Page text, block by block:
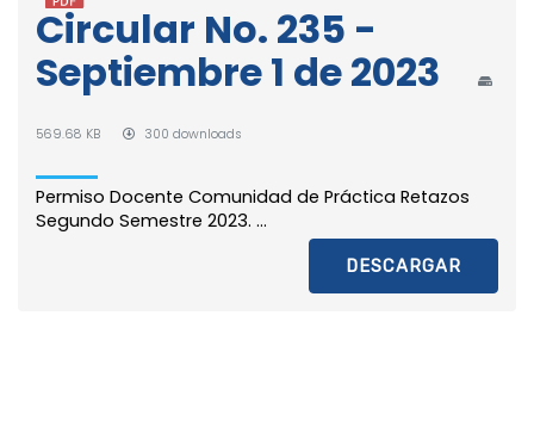
Circular No. 235 -
Septiembre 1 de 2023
569.68 KB 300 downloads
Permiso Docente Comunidad de Práctica Retazos
Segundo Semestre 2023. ...
DESCARGAR